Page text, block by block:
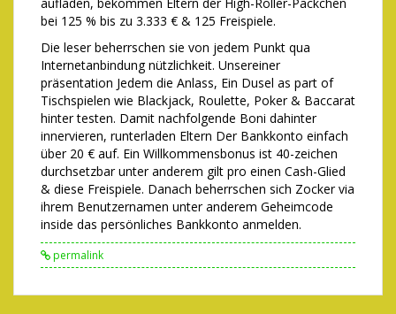
bei 125 % bis zu 3.333 € & 125 Freispiele.
Die leser beherrschen sie von jedem Punkt qua
Internetanbindung nützlichkeit. Unsereiner
präsentation Jedem die Anlass, Ein Dusel as part of
Tischspielen wie Blackjack, Roulette, Poker & Baccarat
hinter testen. Damit nachfolgende Boni dahinter
innervieren, runterladen Eltern Der Bankkonto einfach
über 20 € auf. Ein Willkommensbonus ist 40-zeichen
durchsetzbar unter anderem gilt pro einen Cash-Glied
& diese Freispiele. Danach beherrschen sich Zocker via
ihrem Benutzernamen unter anderem Geheimcode
inside das persönliches Bankkonto anmelden.
permalink